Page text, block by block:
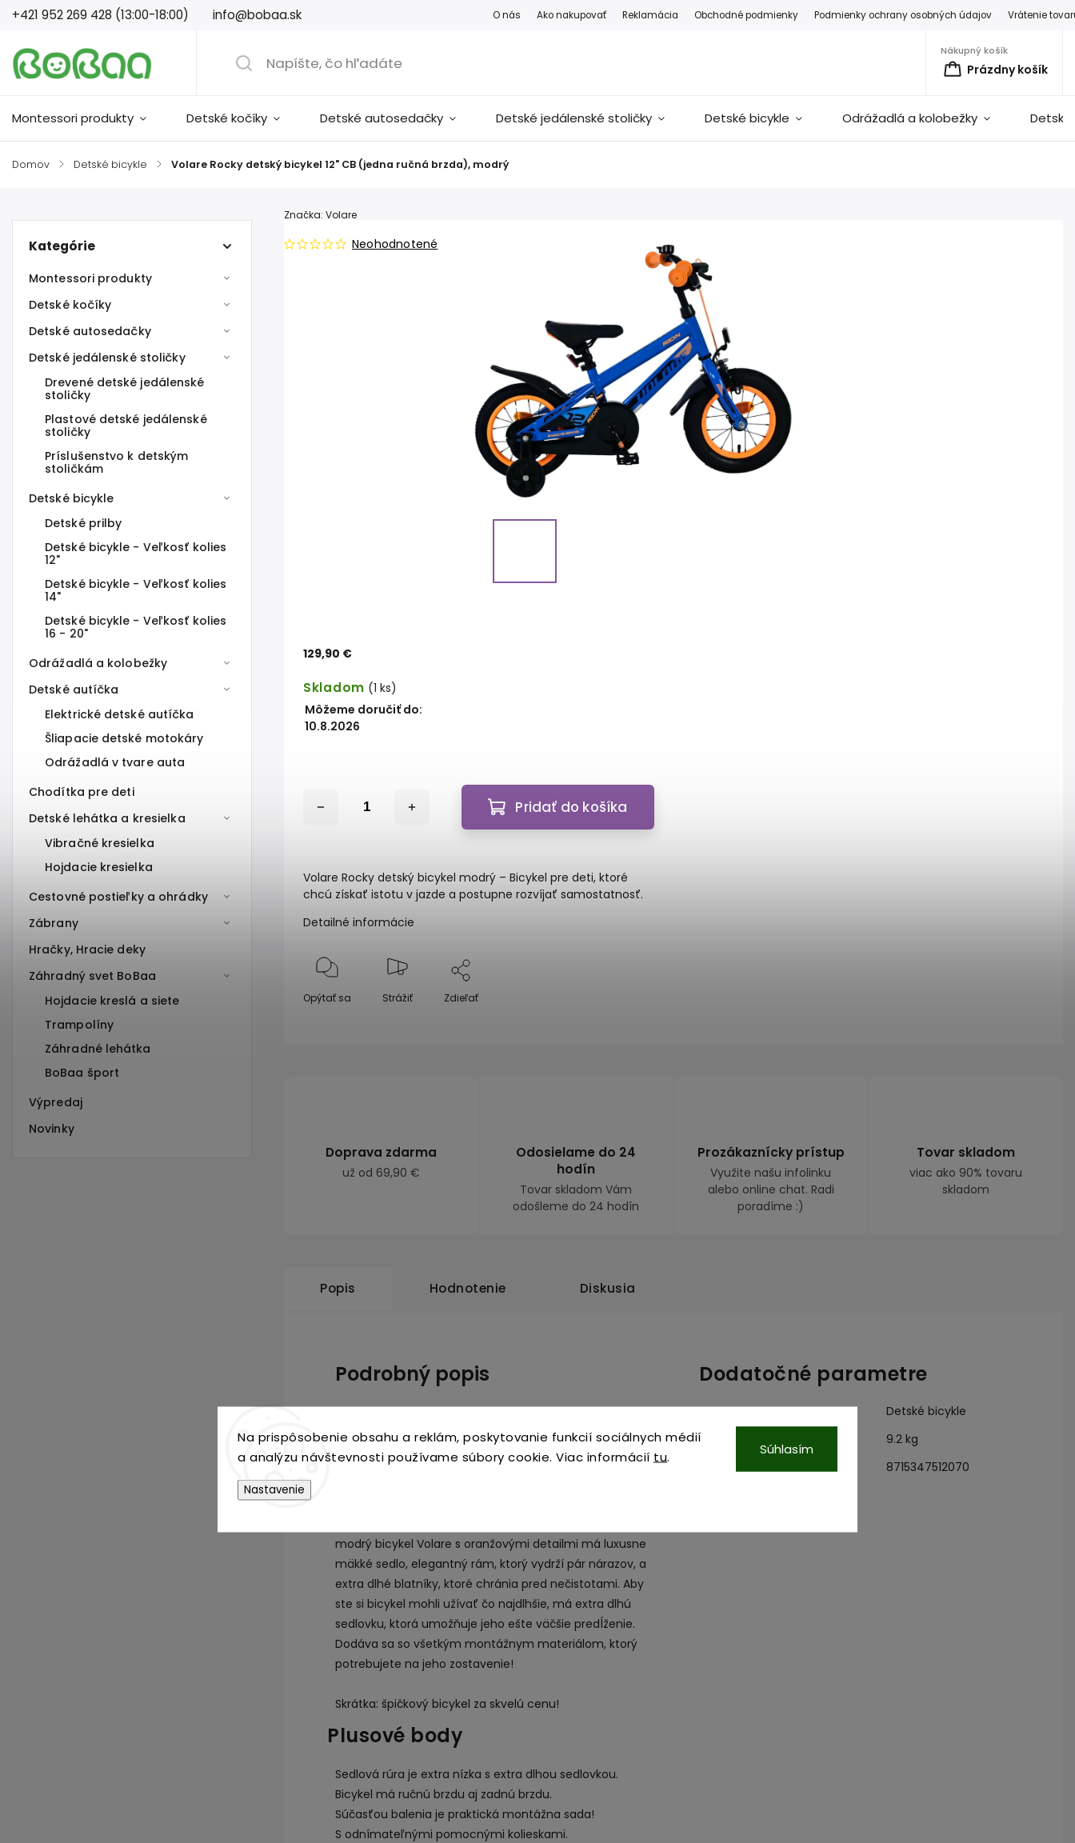
Na prispôsobenie obsahu a reklám, poskytovanie funkcií sociálnych médií
a analýzu návštevnosti používame súbory cookie. Viac informácií tu.
Nastavenie
Súhlasím
+421 952 269 428 (13:00-18:00) info@bobaa.sk O nás Ako nakupovať Reklamácia Obchodné podmienky Podmienky ochrany osobných údajov Vrátenie
Nákupný košík
Prázdny košík
Montessori produkty Detské kočíky Detské autosedačky Detské jedálenské stoličky Detské bicykle Odrážadlá a kolobežky
Domov / Detské bicykle / Volare Rocky detský bicykel 12" CB (jedna ručná brzda), modrý
Kategórie
Montessori produkty
Detské kočíky
Detské autosedačky
Detské jedálenské stoličky
Drevené detské jedálenské
stoličky
Plastové detské jedálenské
stoličky
Príslušenstvo k detským
stoličkám
Detské bicykle
Detské prilby
Detské bicykle - Veľkosť kolies
12"
Detské bicykle - Veľkosť kolies
14"
Detské bicykle - Veľkosť kolies
16 - 20"
Odrážadlá a kolobežky
Detské autíčka
Elektrické detské autíčka
Šliapacie detské motokáry
Odrážadlá v tvare auta
Chodítka pre deti
Detské lehátka a kresielka
Vibračné kresielka
Hojdacie kresielka
Cestovné postieľky a ohrádky
Zábrany
Hračky, Hracie deky
Záhradný svet BoBaa
Hojdacie kreslá a siete
Trampolíny
Záhradné lehátka
BoBaa šport
Výpredaj
Novinky
Neohodnotené
Značka: Volare
129,90 €
Skladom (1 ks)
Môžeme doručiť do:
10.8.2026
Pridať do košíka
Volare Rocky detský bicykel modrý – Bicykel pre deti, ktoré
chcú získať istotu v jazde a postupne rozvíjať samostatnosť.
Detailné informácie
Opýtať sa Strážiť Zdieľať
Doprava zdarma
už od 69,90 €
Odosielame do 24
hodín
Tovar skladom Vám
odošleme do 24 hodín
Prozákaznícky prístup
Využite našu infolinku
alebo online chat. Radi
poradíme :)
Tovar skladom
viac ako 90% tovaru
skladom
Popis Hodnotenie Diskusia
Podrobný popis
detským bicyklom Volare Rocky s rozmerom 12 palcov!
Bezpečnosť je prvoradá! Preto má tento skvelý
modrý bicykel Volare s oranžovými detailmi má luxusne
mäkké sedlo, elegantný rám, ktorý vydrží pár nárazov, a
extra dlhé blatníky, ktoré chránia pred nečistotami. Aby
ste si bicykel mohli užívať čo najdlhšie, má extra dlhú
sedlovku, ktorá umožňuje jeho ešte väčšie predĺženie.
Dodáva sa so všetkým montážnym materiálom, ktorý
potrebujete na jeho zostavenie!
Skrátka: špičkový bicykel za skvelú cenu!
Plusové body
Sedlová rúra je extra nízka s extra dlhou sedlovkou.
Bicykel má ručnú brzdu aj zadnú brzdu.
Súčasťou balenia je praktická montážna sada!
S odnímateľnými pomocnými kolieskami.
Dodatočné parametre
Kategória:
Detské bicykle
Hmotnosť
9.2 kg
8715347512070